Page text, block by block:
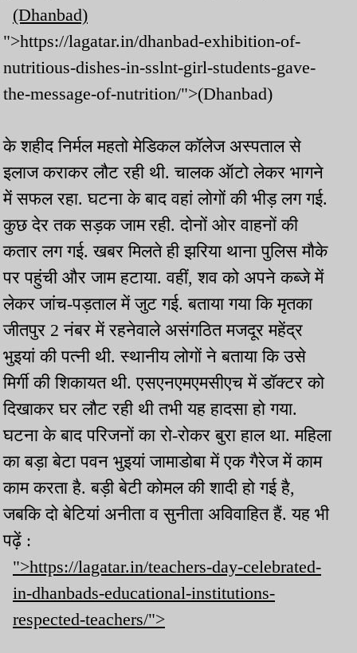
(Dhanbad)
">https://lagatar.in/dhanbad-exhibition-of-
nutritious-dishes-in-sslnt-girl-students-gave-
the-message-of-nutrition/">(Dhanbad)
के शहीद निर्मल महतो मेडिकल कॉलेज अस्पताल से
इलाज कराकर लौट रही थी. चालक ऑटो लेकर भागने
में सफल रहा. घटना के बाद वहां लोगों की भीड़ लग गई.
कुछ देर तक सड़क जाम रही. दोनों ओर वाहनों की
कतार लग गई. खबर मिलते ही झरिया थाना पुलिस मौके
पर पहुंची और जाम हटाया. वहीं, शव को अपने कब्जे में
लेकर जांच-पड़ताल में जुट गई. बताया गया कि मृतका
जीतपुर 2 नंबर में रहनेवाले असंगठित मजदूर महेंद्र
भुइयां की पत्नी थी. स्थानीय लोगों ने बताया कि उसे
मिर्गी की शिकायत थी. एसएनएमएमसीएच में डॉक्टर को
दिखाकर घर लौट रही थी तभी यह हादसा हो गया.
घटना के बाद परिजनों का रो-रोकर बुरा हाल था. महिला
का बड़ा बेटा पवन भुइयां जामाडोबा में एक गैरेज में काम
काम करता है. बड़ी बेटी कोमल की शादी हो गई है,
जबकि दो बेटियां अनीता व सुनीता अविवाहित हैं. यह भी
पढ़ें :
">https://lagatar.in/teachers-day-celebrated-
in-dhanbads-educational-institutions-
respected-teachers/">